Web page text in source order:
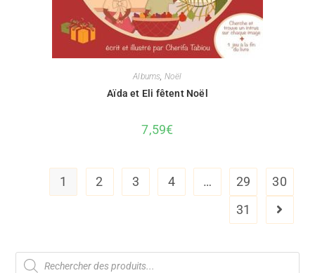
Albums, Noël
Aïda et Eli fêtent Noël
7,59€
1 2 3 4 … 29
30
31